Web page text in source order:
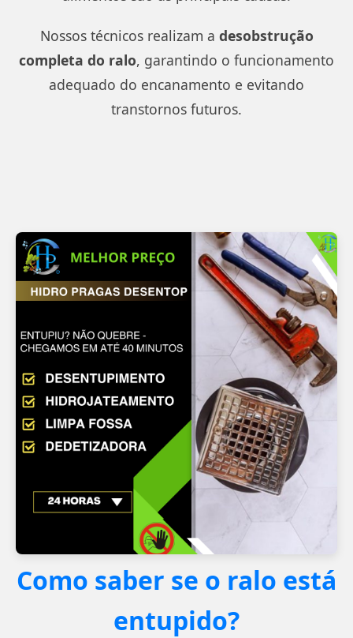
Nossos técnicos realizam a desobstrução
completa do ralo, garantindo o funcionamento
adequado do encanamento e evitando
transtornos futuros.
Como saber se o ralo está
entupido?